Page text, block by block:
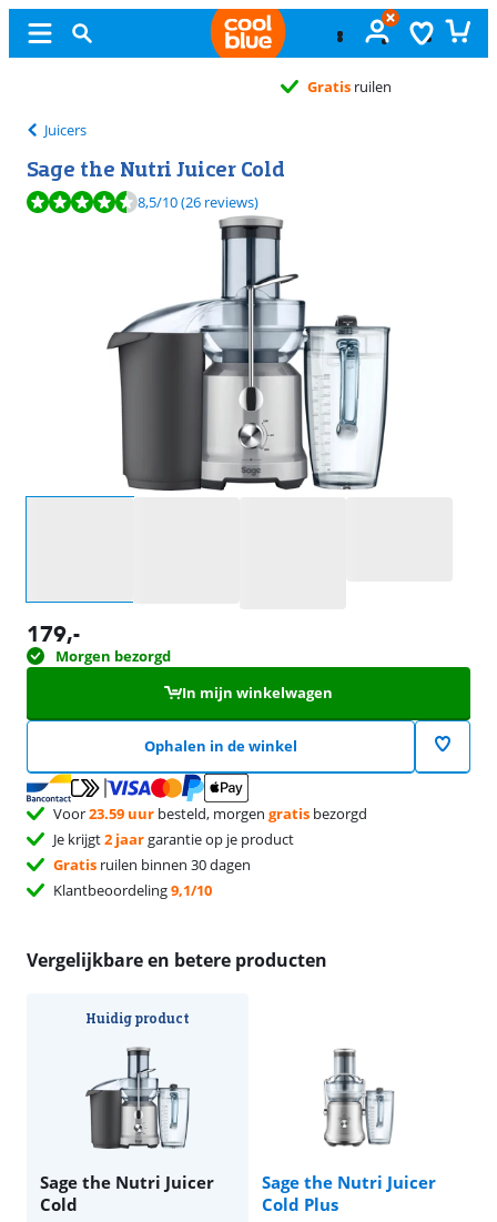
ruilen
Juicers
Sage the Nutri Juicer Cold
Beoordeling is 8,5 van de 10, gebaseerd op 26 reviews.
8,5/10(26 reviews)
179,-
Morgen bezorgd
In mijn winkelwagen
Ophalen in de winkel
Voor23.59 uur besteld, morgen gratis bezorgd
Je krijgt2 jaargarantie op je product
Gratis ruilen binnen 30 dagen
Klantbeoordeling9,1/10
Vergelijkbare en betere producten
Huidig product
Sage the Nutri Juicer
Cold
Sage the Nutri Juicer
Cold Plus